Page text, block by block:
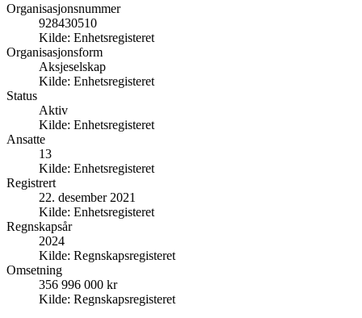
Organisasjonsnummer
928430510
Kilde: Enhetsregisteret
Organisasjonsform
Aksjeselskap
Kilde: Enhetsregisteret
Status
Aktiv
Kilde: Enhetsregisteret
Ansatte
13
Kilde: Enhetsregisteret
Registrert
22. desember 2021
Kilde: Enhetsregisteret
Regnskapsår
2024
Kilde: Regnskapsregisteret
Omsetning
356 996 000 kr
Kilde: Regnskapsregisteret